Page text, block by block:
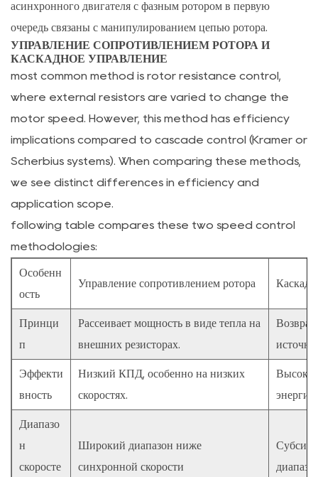
2.
Может
ли
двигатель
работать
без
внешнего
сопротивления?
9.3
3.
если
двигателя
с
фазным
ротором
изнашиваются?
асинхронного двигателя с фазным ротором в первую
очередь связаны с манипулированием цепью ротора.
УПРАВЛЕНИЕ СОПРОТИВЛЕНИЕМ РОТОРА И
КАСКАДНОЕ УПРАВЛЕНИЕ
most common method is rotor resistance control,
where external resistors are varied to change the
motor speed. However, this method has efficiency
implications compared to cascade control (Kramer or
Scherbius systems). When comparing these methods,
we see distinct differences in efficiency and
application scope.
following table compares these two speed control
methodologies:
Особенн
ость
Управление сопротивлением ротора
Принци
п
Рассеивает мощность в виде тепла на
внешних резисторах.
Эффекти
вность
Низкий КПД, особенно на низких
скоростях.
энергии
Диапазо
н
скоросте
Широкий диапазон ниже
синхронной скорости